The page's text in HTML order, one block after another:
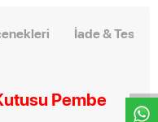
İade &
Pembe